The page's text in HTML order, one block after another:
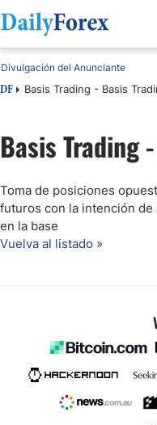
DF Basis Trading - Basis
Divulgación del Anunciante
Basis Trading
Toma de posiciones
futuros con la intención
en la base
Vuelva al listado »